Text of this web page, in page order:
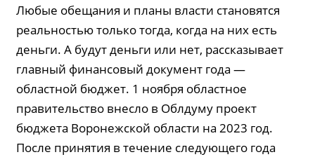
Любые обещания и планы власти становятся
реальностью только тогда, когда на них есть
деньги. А будут деньги или нет, рассказывает
главный финансовый документ года —
областной бюджет. 1 ноября областное
правительство внесло в Облдуму проект
бюджета Воронежской области на 2023 год.
После принятия в течение следующего года